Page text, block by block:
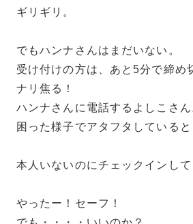
ギリギリ。
でもハンナさんはまだいない。
受け付けの方は、あと5分で締め
ナリ焦る！
ハンナさんに電話するよしこさん
困った様子でアタフタしていると
本人いないのにチェックインして
やったー！セーフ！